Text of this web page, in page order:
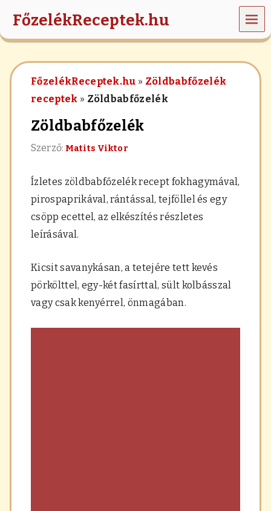
FőzelékReceptek.hu
l
MEN
Ü
FőzelékReceptek.hu » Zöldbabfőzelék
receptek » Zöldbabfőzelék
Zöldbabfőzelék
Szerző: Matits Viktor
Ízletes zöldbabfőzelék recept fokhagymával,
pirospaprikával, rántással, tejföllel és egy
csöpp ecettel, az elkészítés részletes
leírásával.
Kicsit savanykásan, a tetejére tett kevés
pörkölttel, egy-két fasírttal, sült kolbásszal
vagy csak kenyérrel, önmagában.